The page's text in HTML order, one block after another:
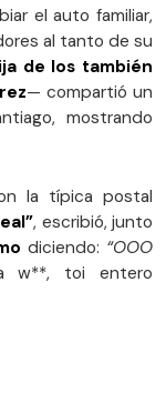
el auto familiar,
al tanto de su
de los también
— compartió un
mostrando
la típica postal
, escribió, junto
diciendo: “OOO
w**, toi entero